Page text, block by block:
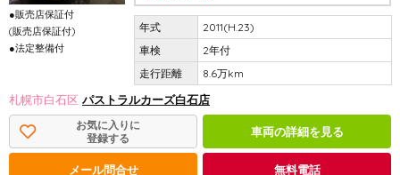
●販売店保証付
(販売店保証付)
●法定整備付
2011(H.23)
2年付
8.6万km
札幌市白石区 パストラルカーズ白石店
お気に入りに
登録する
車両の詳細を見る
メール問合せ 無料電話